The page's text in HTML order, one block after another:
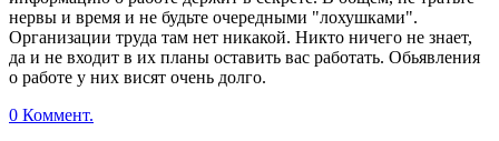
нервы и время и не будьте очередными "лохушками".
Организации труда там нет никакой. Никто ничего не знает,
да и не входит в их планы оставить вас работать. Обьявления
о работе у них висят очень долго.
0 Коммент.